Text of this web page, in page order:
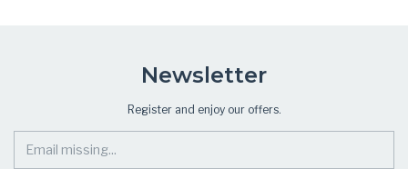
Newsletter
Register and enjoy our offers.